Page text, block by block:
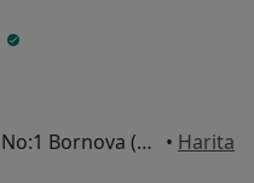
Kazım Dirik Mah. 297 Sok. No:1 Bornova (Metro Stadyum Durağı), İzmir • Harita